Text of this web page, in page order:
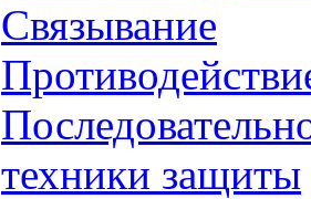
Связывание
техники защиты